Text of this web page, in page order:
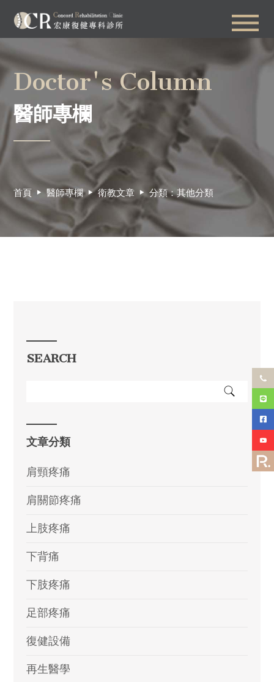
Doctor's Column
醫師專欄
首頁 醫師專欄 衛教文章 分類：其他分類
SEARCH
文章分類
肩頸疼痛
肩關節疼痛
上肢疼痛
下背痛
下肢疼痛
足部疼痛
復健設備
再生醫學